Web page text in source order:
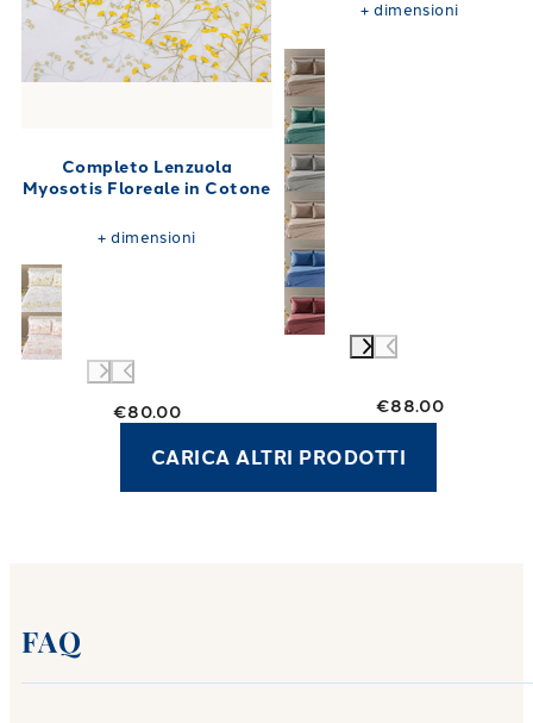
Completo Lenzuola
Myosotis Floreale in Cotone
€80.00
+dimensioni
€88.00
+dimensioni
CARICA ALTRI PRODOTTI
FAQ